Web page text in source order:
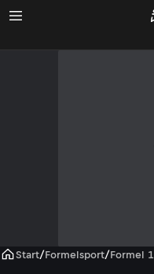
Start/Formelsport/Formel 1